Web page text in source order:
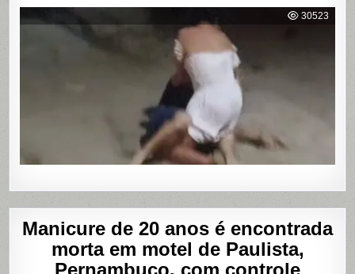
MOSTRA
HOMEM
30523
Manicure de 20 anos é encontrada
morta em motel de Paulista,